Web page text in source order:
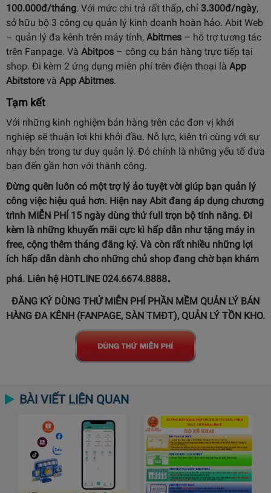
100.000đ/tháng. Với mức chi trả rất thấp, chỉ 3.300đ/ngày,
sở hữu bộ 3 công cụ quản lý kinh doanh hoàn hảo. Abit Web
– quản lý đa kênh trên máy tính, Abitmes – hỗ trợ tương tác
trên Fanpage. Và Abitpos – công cụ bán hàng trực tiếp tại
shop. Đi kèm 2 ứng dụng miễn phí trên điện thoại là App
Abitstorevà App Abitmes.
Tạm kết
Với những kinh nghiệm bán hàng trên các đơn vị khởi
nghiệp sẽ thuận lợi khi khởi đầu. Nỗ lực, kiên trì cùng với sự
nhạy bén trong tư duy quản lý. Đó chính là những yếu tố đưa
bạn đến gần hơn với thành công.
Đừng quên luôn có một trợ lý ảo tuyệt vời giúp bạn quản lý
công việc hiệu quả hơn. Hiện nay Abit đang áp dụng chương
trình MIỄN PHÍ 15 ngày dùng thử full trọn bộ tính năng. Đi
kèm là những khuyến mãi cực kì hấp dẫn như tặng máy in
free, cộng thêm tháng đăng ký. Và còn rất nhiều những lợi
ích hấp dẫn dành cho những chủ shop đang chờ bạn khám
phá. Liên hệ HOTLINE 024.6674.8888.
ĐĂNG KÝ DÙNG THỬ MIỄN PHÍ PHẦN MỀM QUẢN LÝ BÁN
HÀNG ĐA KÊNH (FANPAGE, SÀN TMĐT), QUẢN LÝ TỒN KHO.
BÀI VIẾT LIÊN QUAN